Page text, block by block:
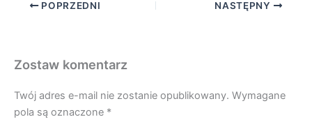
POPRZEDNI NASTĘPNY
Zostaw komentarz
Twój adres e-mail nie zostanie opublikowany. Wymagane
pola są oznaczone *